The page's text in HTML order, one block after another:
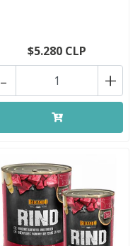
$5.280 CLP
+
-